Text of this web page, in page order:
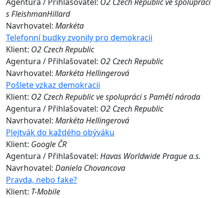
Agentura / Přihlašovatel: O2 Czech Republic ve spolupráci
s FleishmanHillard
Navrhovatel: Markéta
Telefonní budky zvonily pro demokracii
Klient: O2 Czech Republic
Agentura / Přihlašovatel: O2 Czech Republic
Navrhovatel: Markéta Hellingerová
Pošlete vzkaz demokracii
Klient: O2 Czech Republic ve spolupráci s Pamětí národa
Agentura / Přihlašovatel: O2 Czech Republic
Navrhovatel: Markéta Hellingerová
Plejtvák do každého obýváku
Klient: Google ČR
Agentura / Přihlašovatel: Havas Worldwide Prague a.s.
Navrhovatel: Daniela Chovancova
Pravda, nebo fake?
Klient: T-Mobile